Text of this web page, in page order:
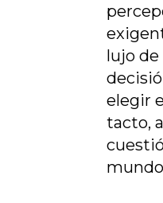
lujo de
elegir
tacto,